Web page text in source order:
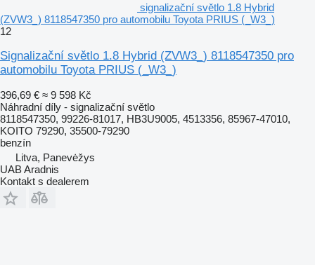
signalizační světlo 1.8 Hybrid
(ZVW3_) 8118547350 pro automobilu Toyota PRIUS (_W3_)
12
Signalizační světlo 1.8 Hybrid (ZVW3_) 8118547350 pro
automobilu Toyota PRIUS (_W3_)
396,69 € ≈ 9 598 Kč
Náhradní díly - signalizační světlo
8118547350, 99226-81017, HB3U9005, 4513356, 85967-47010,
KOITO 79290, 35500-79290
benzín
Litva, Panevėžys
UAB Aradnis
Kontakt s dealerem